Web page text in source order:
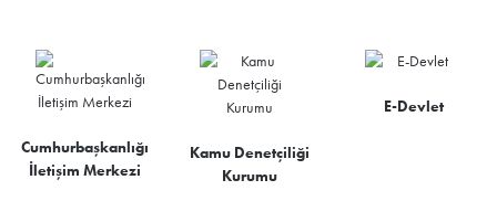
Cumhurbaşkanlığı
İletişim Merkezi
Kamu Denetçiliği
Kurumu
E-Devlet